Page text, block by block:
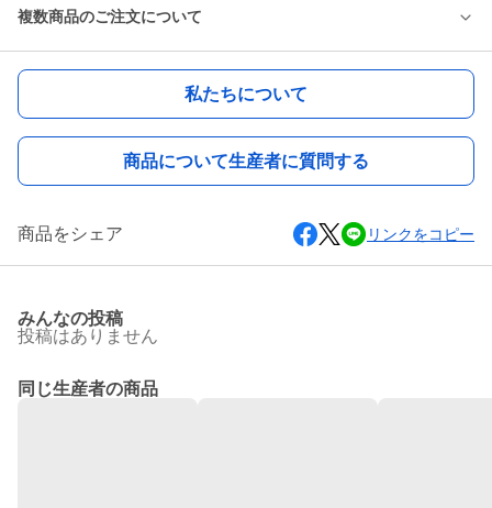
複数商品のご注文について
私たちについて
商品について生産者に質問する
商品をシェア リンクをコピー
みんなの投稿
投稿はありません
同じ生産者の商品